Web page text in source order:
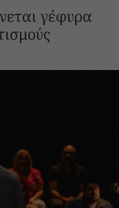
γέφυρα